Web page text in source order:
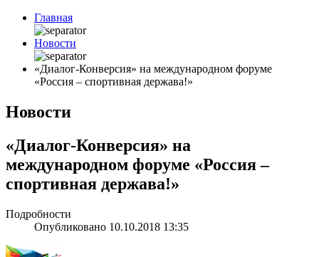
Главная
Новости
«Диалог-Конверсия» на международном форуме
«Россия – спортивная держава!»
Новости
«Диалог-Конверсия» на
международном форуме «Россия –
спортивная держава!»
Подробности
Опубликовано 10.10.2018 13:35